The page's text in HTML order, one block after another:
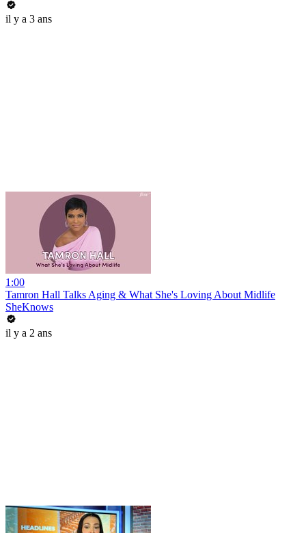
il y a 3 ans
1:00
Tamron Hall Talks Aging & What She's Loving About Midlife
SheKnows
il y a 2 ans